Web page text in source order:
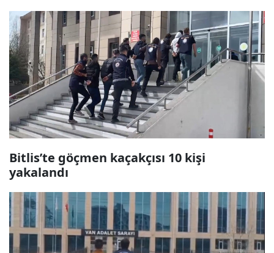
Bitlis’te göçmen kaçakçısı 10 kişi
yakalandı